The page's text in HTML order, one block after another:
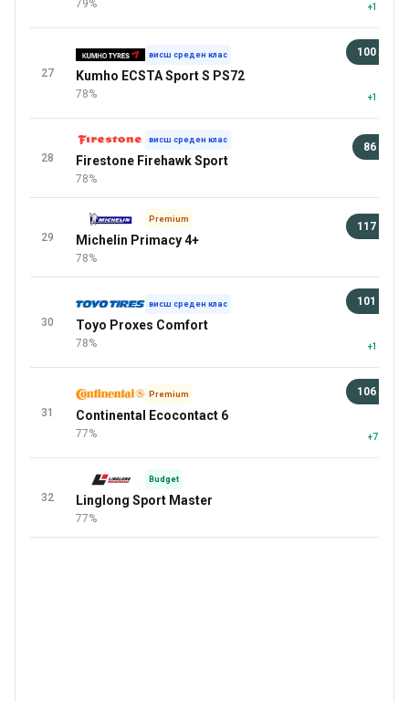
79% +1
27
висш среден клас
Kumho ECSTA Sport S PS72
78%
100 лв
+1
28
висш среден клас
Firestone Firehawk Sport
78%
86 лв
29
Premium
Michelin Primacy 4+
78%
117 лв
30
висш среден клас
Toyo Proxes Comfort
78%
101 лв
+1
31
Premium
Continental Ecocontact 6
77%
106 лв
+7
32
Budget
Linglong Sport Master
77%